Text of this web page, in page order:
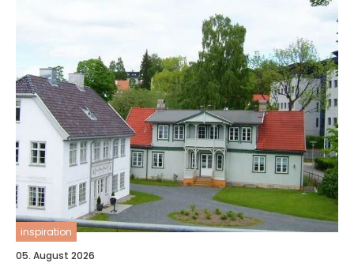
inspiration
05. August 2026